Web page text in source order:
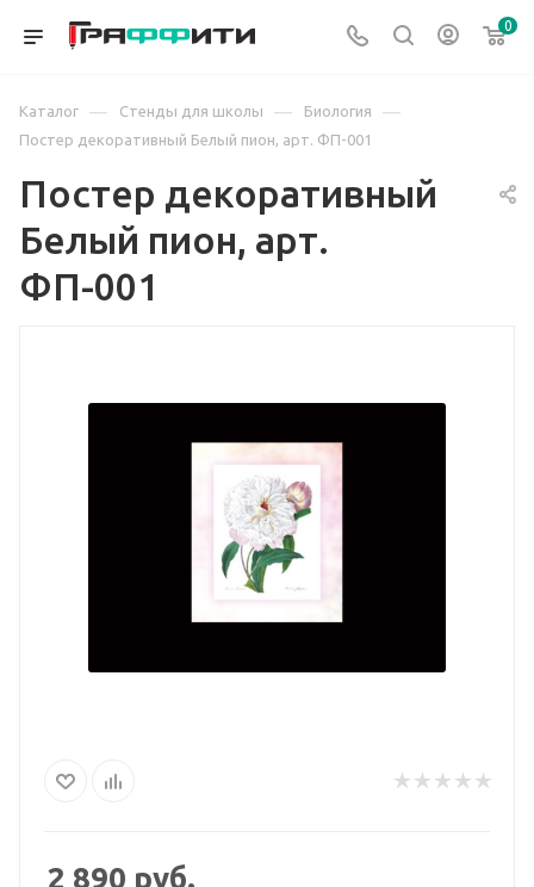
0
Каталог — Стенды для школы — Биология —
Постер декоративный Белый пион, арт. ФП-001
Постер декоративный
Белый пион, арт.
ФП-001
2 890 руб.